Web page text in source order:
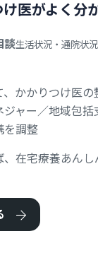
医がよく分
談生活状況・通院状
、かかりつけ医の
ャー／地域包括
を調整
、在宅療養あんし